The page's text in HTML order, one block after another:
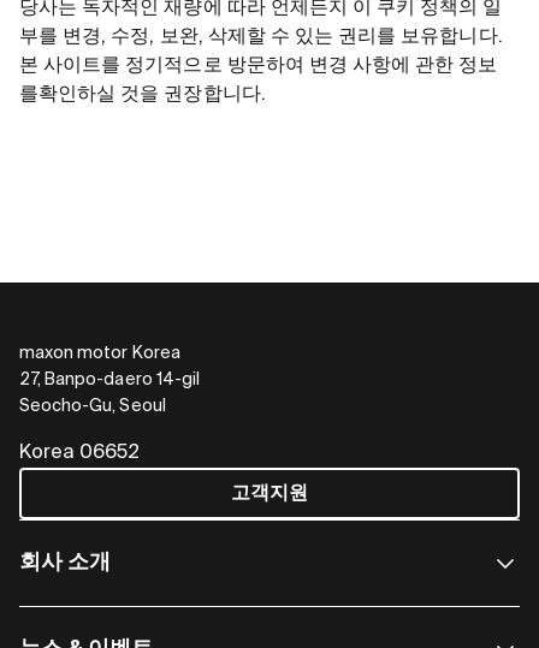
당사는 독자적인 재량에 따라 언제든지 이 쿠키 정책의 일
부를 변경, 수정, 보완, 삭제할 수 있는 권리를 보유합니다.
본 사이트를 정기적으로 방문하여 변경 사항에 관한 정보
를확인하실 것을 권장합니다.
maxon motor Korea
27, Banpo-daero 14-gil
Seocho-Gu, Seoul
Korea 06652
고객지원
회사 소개